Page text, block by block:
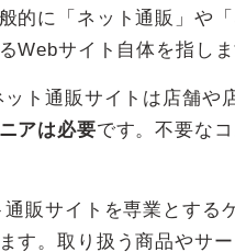
的に「ネット通販」や
Webサイト自体を指しま
ト通販サイトは店舗や
アは必要です。不要な
販サイトを専業とする
す。取り扱う商品やサ